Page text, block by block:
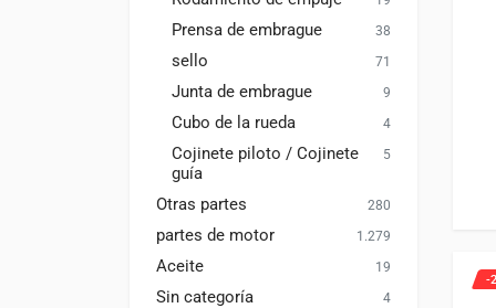
Prensa de embrague 38
sello 71
Junta de embrague 9
Cubo de la rueda 4
Cojinete piloto / Cojinete
guía
5
Otras partes 280
partes de motor 1.279
Aceite 19
Sin categoría 4
-